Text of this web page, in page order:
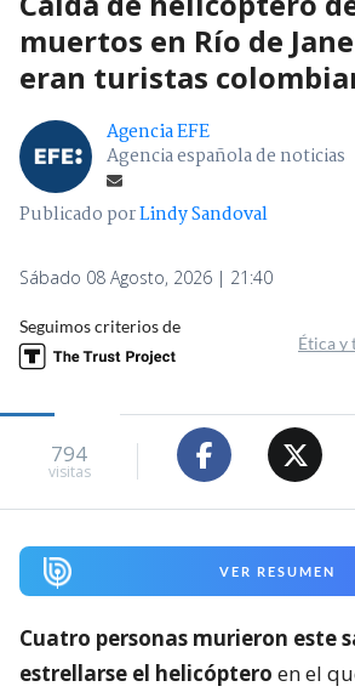
muertos en Río de
eran turistas
Agencia EFE
Agencia española de noticias
Publicado porLindy Sandoval
Sábado 08 Agosto, 2026 | 21:40
Seguimos criterios de
Ética y
794
visitas
VER RESUMEN
Cuatro personas murieron este
estrellarse el helicóptero en el